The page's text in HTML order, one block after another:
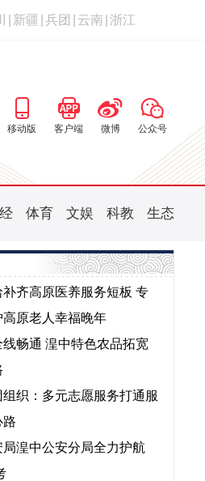
新疆 兵团 云南 浙江
移动版 客户端 微博 公众号
体育 文娱 科教 生态
齐高原医养服务短板 专
高原老人幸福晚年
线畅通 湟中特色农品拓宽
组织：多元志愿服务打通服
路
湟中公安分局全力护航